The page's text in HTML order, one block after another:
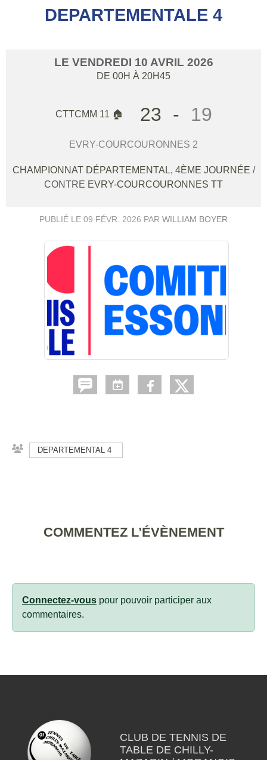
DEPARTEMENTALE 4
LE VENDREDI 10 AVRIL 2026
DE 00H À 20H45
CTTCMM 11 🏠 23 - 19
EVRY-COURCOURONNES 2
CHAMPIONNAT DÉPARTEMENTAL, 4ÈME JOURNÉE /
CONTRE EVRY-COURCOURONNES TT
PUBLIÉ LE 09 FÉVR. 2026 PAR WILLIAM BOYER
DEPARTEMENTAL 4
COMMENTEZ L’ÉVÈNEMENT
Connectez-vous pour pouvoir participer aux
commentaires.
CLUB DE TENNIS DE
TABLE DE CHILLY-